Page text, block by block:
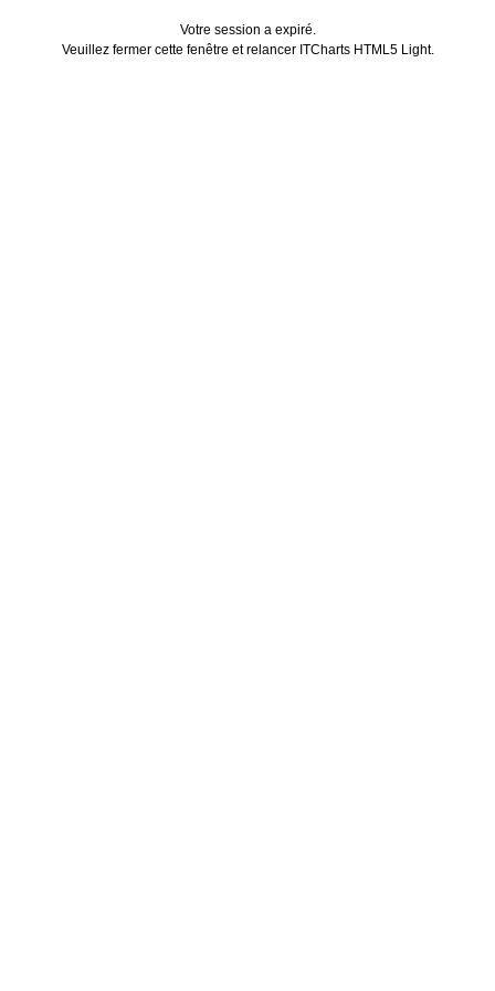
Votre session a expiré.
Veuillez fermer cette fenêtre et relancer ITCharts HTML5 Light.